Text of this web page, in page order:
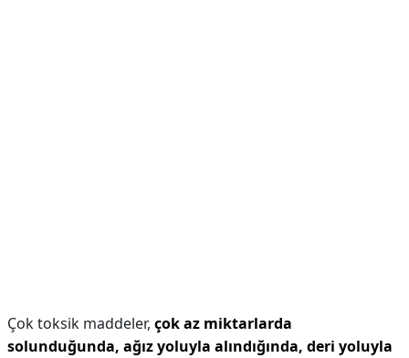
Çok toksik maddeler, çok az miktarlarda
solunduğunda, ağız yoluyla alındığında, deri yoluyla